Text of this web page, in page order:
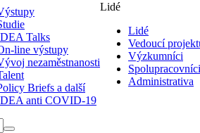
Talks
line výstupy
nezaměstnanosti
Briefs a další
anti COVID-19
Lidé
Lidé
Vedoucí
Výzkumníci
Spolupracovníci
Administrativa